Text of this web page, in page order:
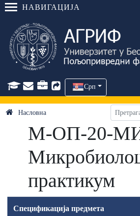
НАВИГАЦИЈА
Срп
Насловна
М-ОП-20-
практикум
Спецификација предмета